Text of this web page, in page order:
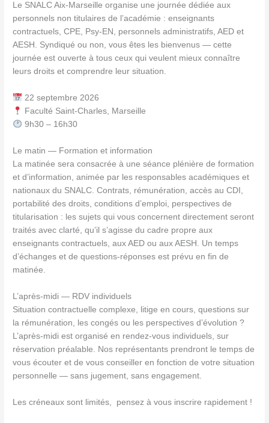
Le SNALC Aix-Marseille organise une journée dédiée aux
personnels non titulaires de l’académie : enseignants
contractuels, CPE, Psy-EN, personnels administratifs, AED et
AESH. Syndiqué ou non, vous êtes les bienvenus — cette
journée est ouverte à tous ceux qui veulent mieux connaître
leurs droits et comprendre leur situation.
22 septembre 2026
Faculté Saint-Charles, Marseille
9h30 – 16h30
Le matin — Formation et information
La matinée sera consacrée à une séance plénière de formation
et d’information, animée par les responsables académiques et
nationaux du SNALC. Contrats, rémunération, accès au CDI,
portabilité des droits, conditions d’emploi, perspectives de
titularisation : les sujets qui vous concernent directement seront
traités avec clarté, qu’il s’agisse du cadre propre aux
enseignants contractuels, aux AED ou aux AESH. Un temps
d’échanges et de questions-réponses est prévu en fin de
matinée.
L’après-midi — RDV individuels
Situation contractuelle complexe, litige en cours, questions sur
la rémunération, les congés ou les perspectives d’évolution ?
L’après-midi est organisé en rendez-vous individuels, sur
réservation préalable. Nos représentants prendront le temps de
vous écouter et de vous conseiller en fonction de votre situation
personnelle — sans jugement, sans engagement.
Les créneaux sont limités, pensez à vous inscrire rapidement !